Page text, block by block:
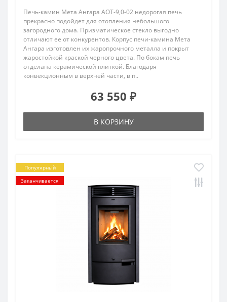
Печь-камин Мета Ангара АОТ-9,0-02 недорогая печь
прекрасно подойдет для отопления небольшого
загородного дома. Призматическое стекло выгодно
отличают ее от конкурентов. Корпус печи-камина Мета
Ангара изготовлен их жаропрочного металла и покрыт
жаростойкой краской черного цвета. По бокам печь
отделана керамической плиткой. Благодаря
конвекционным в верхней части, в п..
63 550 ₽
В КОРЗИНУ
Популярный
Заканчивается